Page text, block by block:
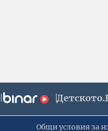
Общи условия за